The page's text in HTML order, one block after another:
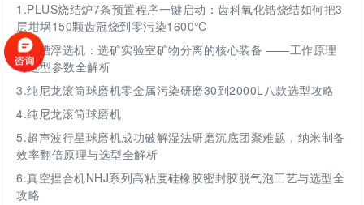
1.PLUS烧结炉7条预置程序一键启动：齿科氧化锆烧结如何把3
层坩埚150颗齿冠烧到零污染1600℃
2.挂槽浮选机：选矿实验室矿物分离的核心装备 ——工作原理
与选型参数全解析
3.纯尼龙滚筒球磨机零金属污染研磨30到2000L八款选型攻略
4.纯尼龙滚筒球磨机
5.超声波行星球磨机成功破解湿法研磨沉底团聚难题，纳米制备
效率翻倍原理与选型全解析
6.真空捏合机NHJ系列高粘度硅橡胶密封胶脱气泡工艺与选型全
攻略